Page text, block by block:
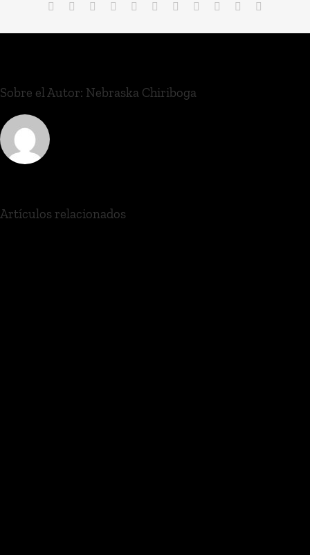
Sobre el Autor: Nebraska Chiriboga
Artículos relacionados